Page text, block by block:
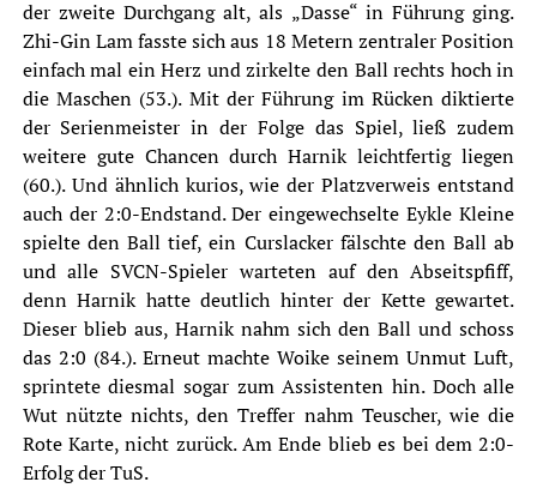
der zweite Durchgang alt, als „Dasse“ in Führung ging.
Zhi-Gin Lam fasste sich aus 18 Metern zentraler Position
einfach mal ein Herz und zirkelte den Ball rechts hoch in
die Maschen (53.). Mit der Führung im Rücken diktierte
der Serienmeister in der Folge das Spiel, ließ zudem
weitere gute Chancen durch Harnik leichtfertig liegen
(60.). Und ähnlich kurios, wie der Platzverweis entstand
auch der 2:0-Endstand. Der eingewechselte Eykle Kleine
spielte den Ball tief, ein Curslacker fälschte den Ball ab
und alle SVCN-Spieler warteten auf den Abseitspfiff,
denn Harnik hatte deutlich hinter der Kette gewartet.
Dieser blieb aus, Harnik nahm sich den Ball und schoss
das 2:0 (84.). Erneut machte Woike seinem Unmut Luft,
sprintete diesmal sogar zum Assistenten hin. Doch alle
Wut nützte nichts, den Treffer nahm Teuscher, wie die
Rote Karte, nicht zurück. Am Ende blieb es bei dem 2:0-
Erfolg der TuS.